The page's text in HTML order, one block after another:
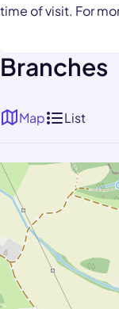
time of visit. For
Branches
Map List